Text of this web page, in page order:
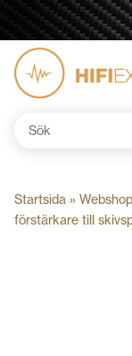
Sök
Startsida » Webshop
förstärkare till